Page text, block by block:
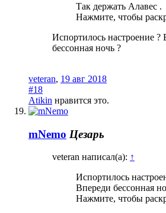
Так держать Алавес .
Нажмите, чтобы
Испортилось настроение ?
бессонная ночь ?
veteran, 19 авг 2018
#18
Atikin нравится это.
mNemo Цезарь
veteran написал(а): ↑
Испортилось
Впереди бессонная
Нажмите, чтобы